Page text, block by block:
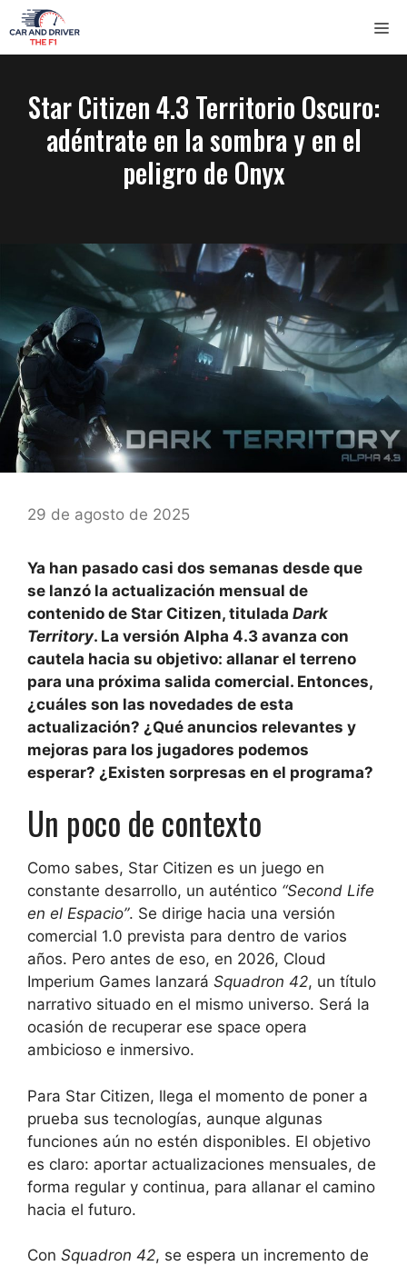
Saltar
al
contenido
Star Citizen 4.3 Territorio Oscuro:
adéntrate en la sombra y en el
peligro de Onyx
29 de agosto de 2025
Ya han pasado casi dos semanas desde que
se lanzó la actualización mensual de
contenido de Star Citizen, titulada Dark
Territory. La versión Alpha 4.3 avanza con
cautela hacia su objetivo: allanar el terreno
para una próxima salida comercial. Entonces,
¿cuáles son las novedades de esta
actualización? ¿Qué anuncios relevantes y
mejoras para los jugadores podemos
esperar? ¿Existen sorpresas en el programa?
Un poco de contexto
Como sabes, Star Citizen es un juego en
constante desarrollo, un auténtico “Second Life
en el Espacio”. Se dirige hacia una versión
comercial 1.0 prevista para dentro de varios
años. Pero antes de eso, en 2026, Cloud
Imperium Games lanzará Squadron 42, un título
narrativo situado en el mismo universo. Será la
ocasión de recuperar ese space opera
ambicioso e inmersivo.
Para Star Citizen, llega el momento de poner a
prueba sus tecnologías, aunque algunas
funciones aún no estén disponibles. El objetivo
es claro: aportar actualizaciones mensuales, de
forma regular y continua, para allanar el camino
hacia el futuro.
Con Squadron 42, se espera un incremento de